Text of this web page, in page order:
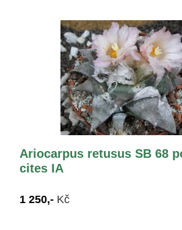
Ariocarpus retusus SB 68
cites IA
1 250,- Kč